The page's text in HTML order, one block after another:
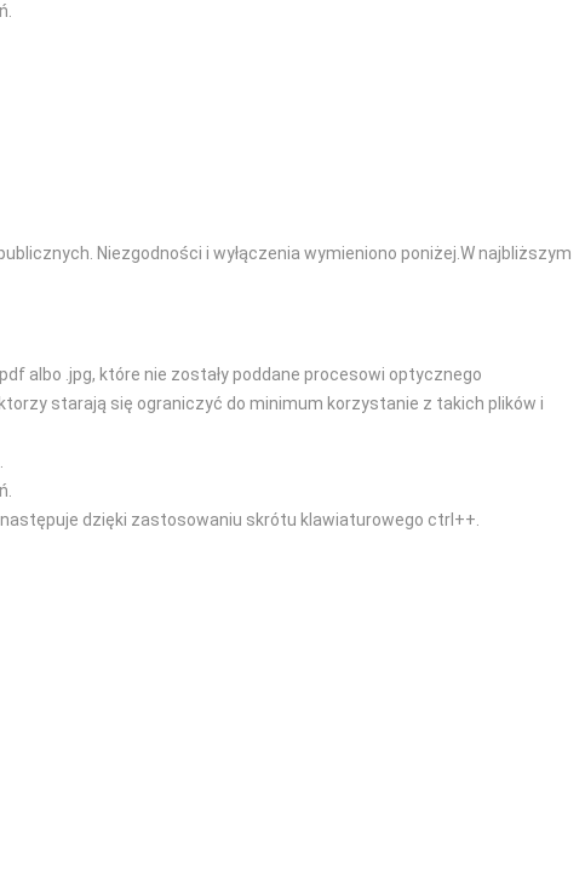
Niezgodności i wyłączenia wymieniono poniżej.W najbliższym
albo .jpg, które nie zostały poddane procesowi optycznego
starają się ograniczyć do minimum korzystanie z takich plików i
dzięki zastosowaniu skrótu klawiaturowego ctrl++.